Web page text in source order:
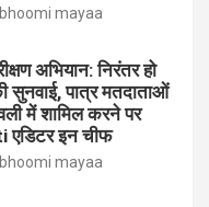
mayaa
अभियान: निरंतर हो
सुनवाई, पात्र मतदाताओं
में शामिल करने पर
इन चीफ
mayaa